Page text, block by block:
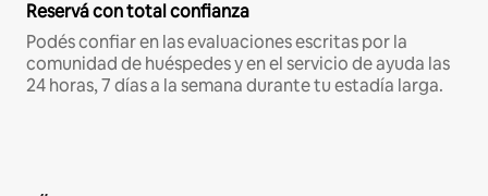
Reservá con total confianza
Podés confiar en las evaluaciones escritas por la
comunidad de huéspedes y en el servicio de ayuda las
24 horas, 7 días a la semana durante tu estadía larga.